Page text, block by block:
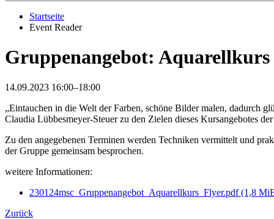
Startseite
Event Reader
Gruppenangebot: Aquarellkurs
14.09.2023 16:00–18:00
„Eintauchen in die Welt der Farben, schöne Bilder malen, dadurch
Claudia Lübbesmeyer-Steuer zu den Zielen dieses Kursangebotes
Zu den angegebenen Terminen werden Techniken vermittelt und
der Gruppe gemeinsam besprochen.
weitere Informationen:
230124msc_Gruppenangebot_Aquarellkurs_Flyer.pdf(1,8
Zurück